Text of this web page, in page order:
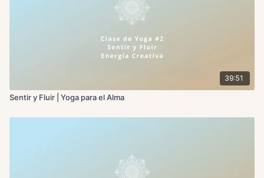
39:51
Sentir y Fluir | Yoga para el Alma